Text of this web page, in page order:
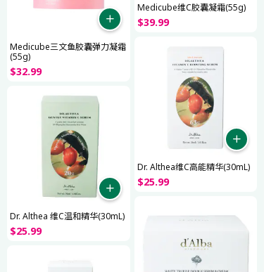
Medicube维C胶囊凝霜(55g)
$39.99
Medicube三文鱼胶囊弹力凝霜
(55g)
$32.99
Dr. Althea维C高能精华(30mL)
$25.99
Dr. Althea 维C温和精华(30mL)
$25.99